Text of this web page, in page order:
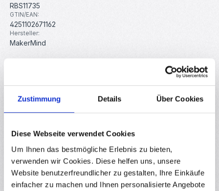
Zustimmung Details Über Cookies
Diese Webseite verwendet Cookies
Um Ihnen das bestmögliche Erlebnis zu bieten,
verwenden wir Cookies. Diese helfen uns, unsere
Website benutzerfreundlicher zu gestalten, Ihre Einkäufe
einfacher zu machen und Ihnen personalisierte Angebote
RBS11735
GTIN/EAN:
4251102671162
Hersteller:
MakerMind
Batteriegehäuse aus schlagfesten ABS mit Deckel und
Anschlusskabel - ideal als externe Stromquelle für DIY-
Elektronik Pro…Mehr
Eigenschaften
Downloads